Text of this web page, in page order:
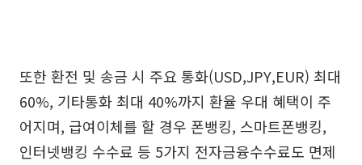
또한 환전 및 송금 시 주요 통화(USD,JPY,EUR) 최대
60%, 기타통화 최대 40%까지 환율 우대 혜택이 주
어지며, 급여이체를 할 경우 폰뱅킹, 스마트폰뱅킹,
인터넷뱅킹 수수료 등 5가지 전자금융수수료도 면제